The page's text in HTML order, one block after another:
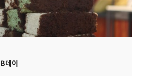
이들이 열심히 다트핀을 던졌습니다. 총
임은 아이들이 가장
. 도우미들이 행사 시작 전 건물 근처에 많은
짐없이 상품을 가져갈 수 있었습니다. 평소
가 나왔네요. 게임이 끝난 후,
. 최연소 참가자인 인프라웹팀 보람님의
눈길을 끌었습니다. APM팀의 진광님 가족이
지원 서류를 작성하며 가장 신경 썼던 부분이
을 잘 드러나게 하는 것이었습니다. 지금까지
들을 경험하고 공부했지만 이러한 내용들을
무 길어지게 됐습니다. 또, 이러한 점은 여러
분들에게 읽기 힘든 지원 서류가 될 수
대한 내용을 담을 때도 모든 내용을 담지 않고
데이